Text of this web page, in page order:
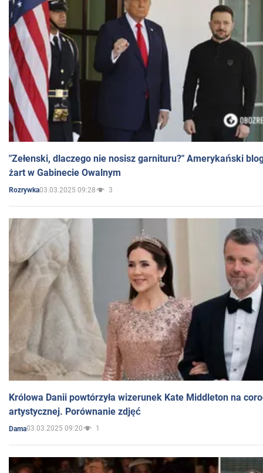
"Zełenski, dlaczego nie nosisz garnituru?" Amerykański
żart w Gabinecie Owalnym
Rozrywka03.03.2025 09:28 3
Królowa Danii powtórzyła wizerunek Kate Middleton na
artystycznej. Porównanie zdjęć
Dama03.03.2025 09:20 1